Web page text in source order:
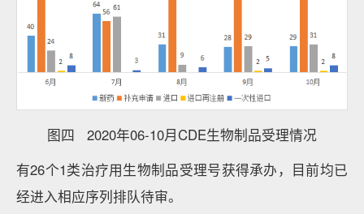
图四 2020年06-10月CDE生物制品受理情况
有26个1类治疗用生物制品受理号获得承办，目前均已
经进入相应序列排队待审。